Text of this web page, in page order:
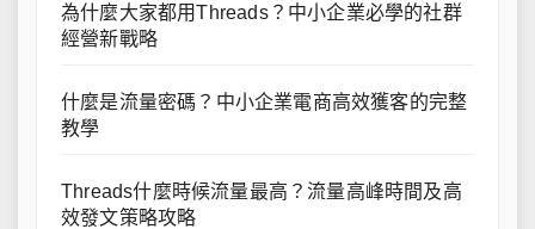
為什麼大家都用Threads？中小企業必學的社群
經營新戰略
什麼是流量密碼？中小企業電商高效獲客的完整
教學
Threads什麼時候流量最高？流量高峰時間及高
效發文策略攻略